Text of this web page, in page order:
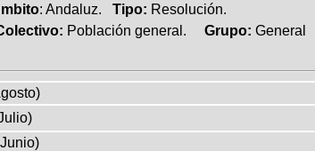
: Andaluz. Tipo: Resolución.
Población general. Grupo: General